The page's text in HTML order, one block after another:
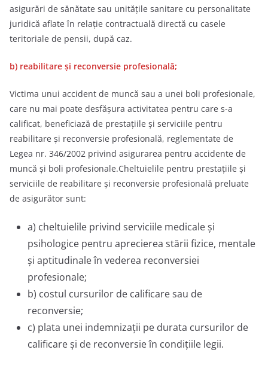
asigurări de sănătate sau unităţile sanitare cu personalitate
juridică aflate în relaţie contractuală directă cu casele
teritoriale de pensii, după caz.
b) reabilitare şi reconversie profesională;
Victima unui accident de muncă sau a unei boli profesionale,
care nu mai poate desfăşura activitatea pentru care s-a
calificat, beneficiază de prestațiile și serviciile pentru
reabilitare și reconversie profesională, reglementate de
Legea nr. 346/2002 privind asigurarea pentru accidente de
muncă şi boli profesionale.Cheltuielile pentru prestaţiile şi
serviciile de reabilitare şi reconversie profesională preluate
de asigurător sunt:
a) cheltuielile privind serviciile medicale şi
psihologice pentru aprecierea stării fizice, mentale
şi aptitudinale în vederea reconversiei
profesionale;
b) costul cursurilor de calificare sau de
reconversie;
c) plata unei indemnizaţii pe durata cursurilor de
calificare şi de reconversie în condițiile legii.